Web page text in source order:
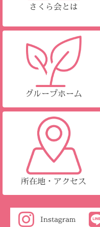
さくら会とは
グループホーム
所在地・アクセス
Instagram